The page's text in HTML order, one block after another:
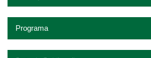
Programa